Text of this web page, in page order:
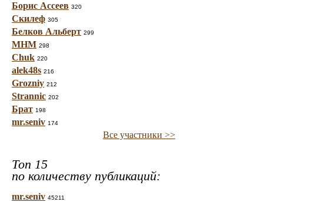
Борис Ассеев 320
Скилеф 305
Белков Альберт 299
МНМ 298
Chuk 220
alek48s 216
Grozniy 212
Strannic 202
Брат 198
mr.seniv 174
Все участники >>
Топ 15
по количеству публикаций:
mr.seniv 45211